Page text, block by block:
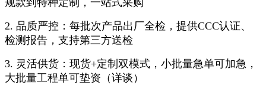
规款到特种定制，一站式采购
2. 品质严控：每批次产品出厂全检，提供CCC认证、
检测报告，支持第三方送检
3. 灵活供货：现货+定制双模式，小批量急单可加急，
大批量工程单可垫资（详谈）